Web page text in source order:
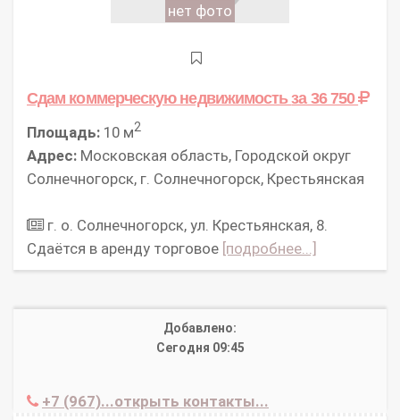
нет фото
Сдам коммерческую недвижимостьза 36 750
Площадь: 10 м2
Адрес: Московская область, Городской округ
Солнечногорск, г. Солнечногорск, Крестьянская
г. о. Солнечногорск, ул. Крестьянская, 8.
Сдаётся в аренду торговое [подробнее...]
Добавлено:
Сегодня 09:45
+7 (967)...открыть контакты...